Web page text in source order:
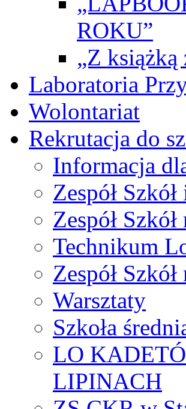
ROKU”
„Z książką
Laboratoria
Wolontariat
Rekrutacja do
Informacja
Zespół
Zespół
Technikum
Zespół
Warsztaty
Szkoła
LO
LIPINACH